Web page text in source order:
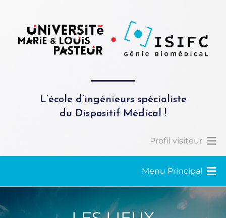
L’école d’ingénieurs spécialiste
du Dispositif Médical !
Profil visiteur
Menu Principal